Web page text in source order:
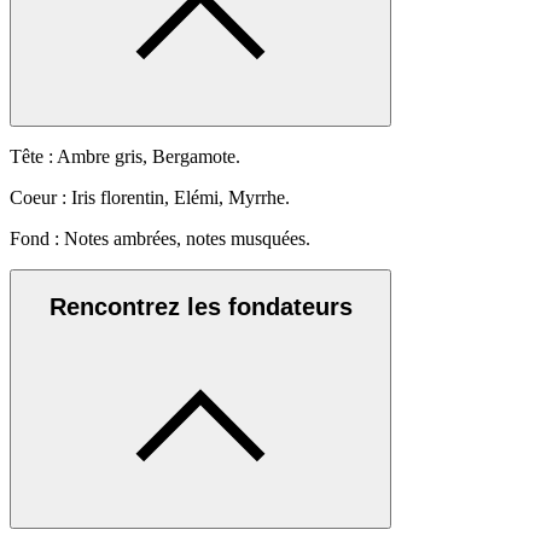
Tête : Ambre gris, Bergamote.
Coeur : Iris florentin, Elémi, Myrrhe.
Fond : Notes ambrées, notes musquées.
Rencontrez les fondateurs